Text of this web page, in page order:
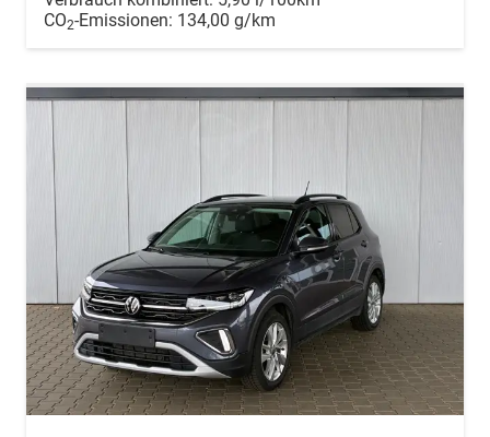
CO2-Emissionen: 134,00 g/km